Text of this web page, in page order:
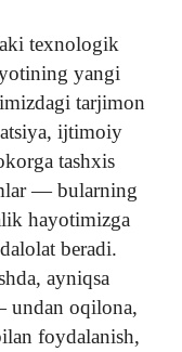
texnologik
yangi
tarjimon
ijtimoiy
tashxis
— bularning
hayotimizga
beradi.
ayniqsa
undan oqilona,
foydalanish,